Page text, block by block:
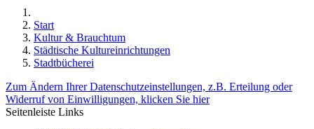
Start
Kultur & Brauchtum
Städtische Kultureinrichtungen
Stadtbücherei
Zum Ändern Ihrer Datenschutzeinstellungen, z.B. Erteilung oder
Widerruf von Einwilligungen, klicken Sie hier
Seitenleiste Links